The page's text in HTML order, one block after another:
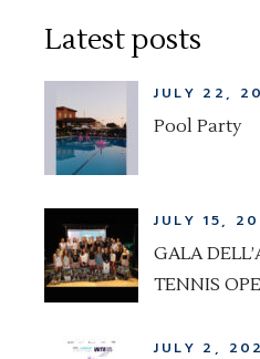
Latest posts
JULY 22,
Pool Party
JULY 15,
GALA
TENNIS
JULY 2,